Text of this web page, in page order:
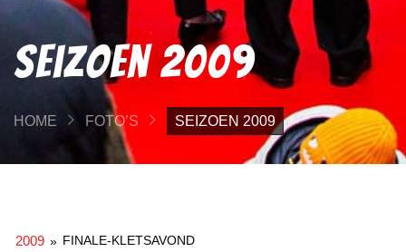
Seizoen 2009
HOME FOTO’S SEIZOEN 2009
2009 » FINALE-KLETSAVOND